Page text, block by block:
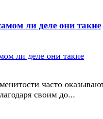
ли деле они такие
часто
своим до...